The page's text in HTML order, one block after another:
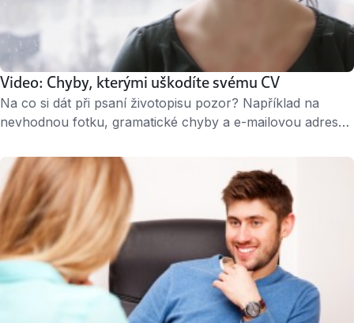
Video: Chyby, kterými uškodíte svému CV
Na co si dát při psaní životopisu pozor? Například na
nevhodnou fotku, gramatické chyby a e-mailovou adresu
vaše fotka z maturitního plesu na Facebooku nejvíce
lajků? Nechte ji dál kralovat na sociálních sítích, ale k CV ji
opravdu nepřikládejte. Fotky z oslav nebo výletů přitom …